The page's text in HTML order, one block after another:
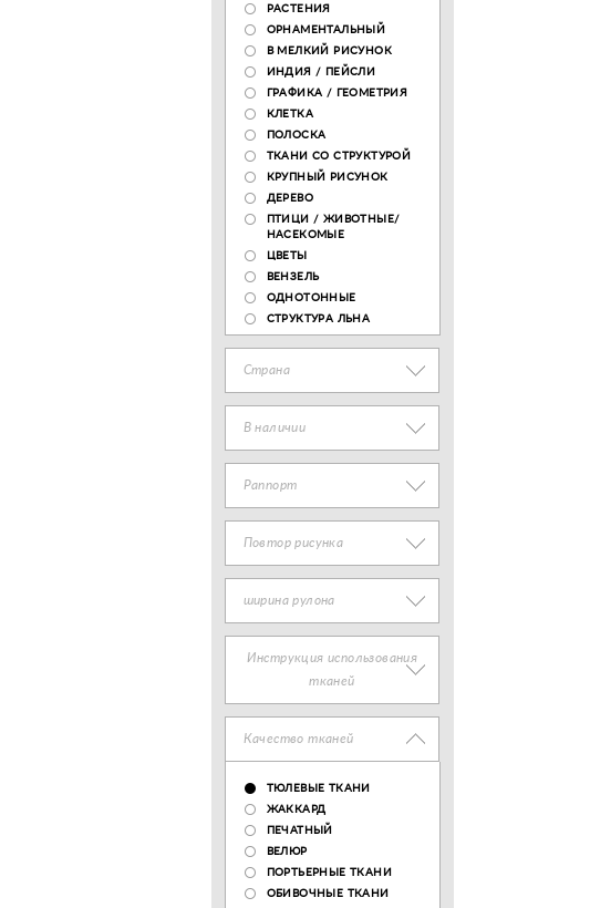
РАСТЕНИЯ
ОРНАМЕНТАЛЬНЫЙ
В МЕЛКИЙ РИСУНОК
ИНДИЯ / ПЕЙСЛИ
ГРАФИКА / ГЕОМЕТРИЯ
КЛЕТКА
ПОЛОСКА
ТКАНИ СО СТРУКТУРОЙ
КРУПНЫЙ РИСУНОК
ДЕРЕВО
ПТИЦИ / ЖИВОТНЫЕ/
НАСЕКОМЫЕ
ЦВЕТЫ
ВЕНЗЕЛЬ
ОДНОТОННЫЕ
СТРУКТУРА ЛЬНА
Страна
В наличии
Раппорт
Повтор рисунка
ширина рулона
Инструкция использования
тканей
Качество тканей
ТЮЛЕВЫЕ ТКАНИ
ЖАККАРД
ПЕЧАТНЫЙ
ВЕЛЮР
ПОРТЬЕРНЫЕ ТКАНИ
ОБИВОЧНЫЕ ТКАНИ